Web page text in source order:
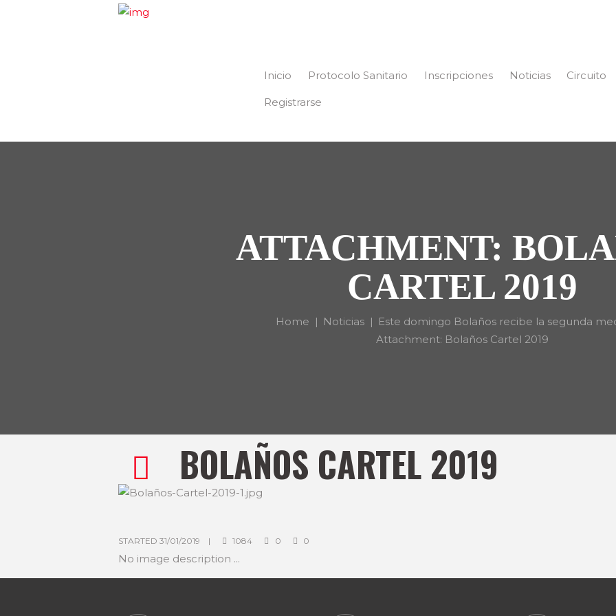
Inicio Protocolo Sanitario Inscripciones Noticias Circuito
Registrarse
ATTACHMENT:
CARTEL 2019
Home Noticias
Este domingo Bolaños recibe la segunda
Attachment: Bolaños Cartel 2019
BOLAÑOS CARTEL 2019
STARTED 31/01/2019 1084 0 0
No image description ...